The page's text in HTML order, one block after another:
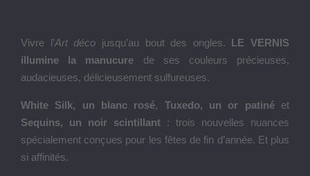
Vivre l’Art déco jusqu’au bout des ongles. LE VERNIS
illumine la manucure de ses couleurs précieuses,
audacieuses, délicieusement sulfureuses.
White Silk, un blanc rosé, Tuxedo, un or patinéet
Sequins, un noir scintillant : trois nouvelles nuances
spécialement conçues pour les fêtes de fin d’année. Et plus
si affinités.